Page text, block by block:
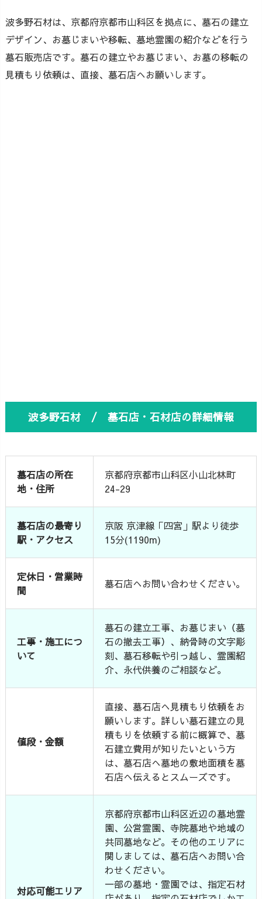
波多野石材は、京都府京都市山科区を拠点に、墓石の建立
デザイン、お墓じまいや移転、墓地霊園の紹介などを行う
墓石販売店です。墓石の建立やお墓じまい、お墓の移転の
見積もり依頼は、直接、墓石店へお願いします。
波多野石材 / 墓石店・石材店の詳細情報
墓石店の所在
地・住所
京都府京都市山科区小山北林町
24-29
墓石店の最寄り
駅・アクセス
京阪 京津線「四宮」駅より徒歩
15分(1190m)
定休日・営業時
間
墓石店へお問い合わせください。
工事・施工につ
いて
墓石の建立工事、お墓じまい（墓
石の撤去工事）、納骨時の文字彫
刻、墓石移転や引っ越し、霊園紹
介、永代供養のご相談など。
値段・金額
直接、墓石店へ見積もり依頼をお
願いします。詳しい墓石建立の見
積もりを依頼する前に概算で、墓
石建立費用が知りたいという方
は、墓石店へ墓地の敷地面積を墓
石店へ伝えるとスムーズです。
対応可能エリア
京都府京都市山科区近辺の墓地霊
園、公営霊園、寺院墓地や地域の
共同墓地など。その他のエリアに
関しましては、墓石店へお問い合
わせください。
一部の墓地・霊園では、指定石材